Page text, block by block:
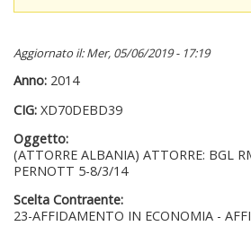
Aggiornato il: Mer, 05/06/2019 - 17:19
Anno: 2014
CIG: XD70DEBD39
Oggetto:
(ATTORRE ALBANIA) ATTORRE: BGL
PERNOTT 5-8/3/14
Scelta Contraente:
23-AFFIDAMENTO IN ECONOMIA -